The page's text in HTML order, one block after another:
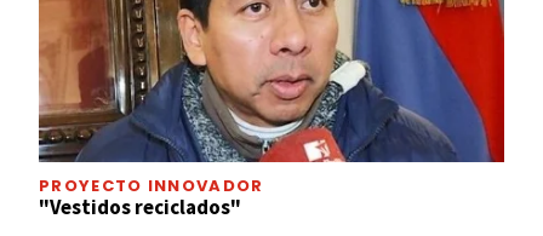
PROYECTO INNOVADOR
"Vestidos reciclados"